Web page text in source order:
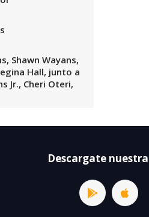
Shawn Wayans,
Hall, junto a
Jr., Cheri Oteri,
Descargate